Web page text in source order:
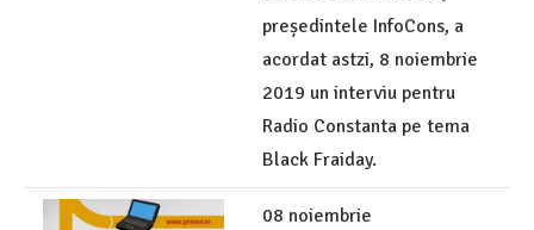
președintele InfoCons, a
acordat astzi, 8 noiembrie
2019 un interviu pentru
Radio Constanta pe tema
Black Fraiday.
08 noiembrie